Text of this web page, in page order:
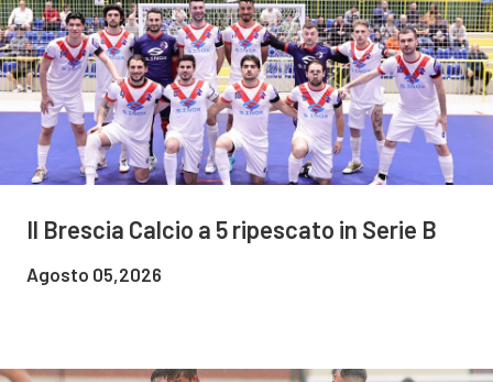
Il Brescia Calcio a 5 ripescato in Serie B
Agosto 05,2026